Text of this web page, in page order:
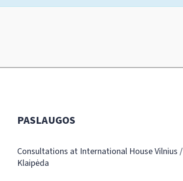
PASLAUGOS
Consultations at International House Vilnius /
Klaipėda